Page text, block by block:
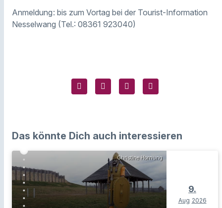
Anmeldung : bis zum Vortag bei der Tourist-Information
Nesselwang (Tel.: 08361 923040)
Das könnte Dich auch interessieren
Christine Hornung
9.
Aug 2026